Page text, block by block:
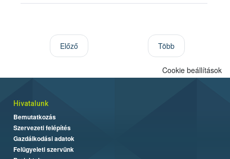
Előző Több
Cookie beállítások
Hivatalunk
Bemutatkozás
Szervezeti felépítés
Gazdálkodási adatok
Felügyeleti szervünk